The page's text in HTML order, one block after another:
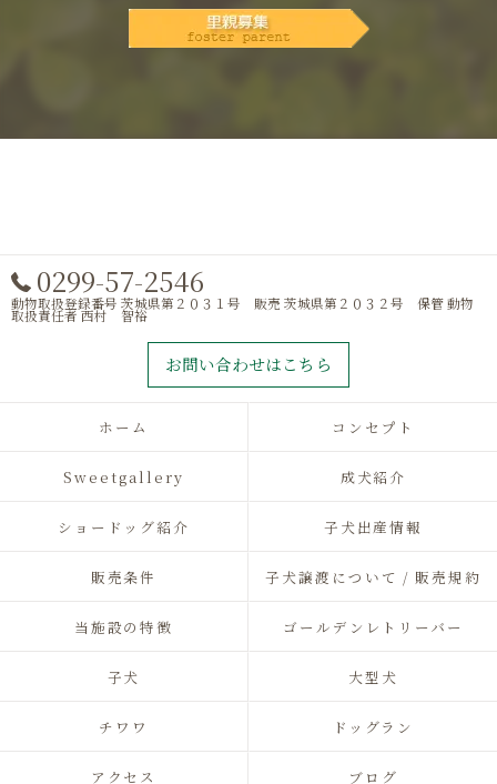
0299-57-2546
動物取扱登録番号 茨城県第２０３１号 販売 茨城県第２０３２号 保管 動物
取扱責任者 西村 智裕
お問い合わせはこちら
ホーム コンセプト
Sweetgallery 成犬紹介
ショードッグ紹介 子犬出産情報
販売条件 子犬譲渡について / 販売規約
当施設の特徴 ゴールデンレトリーバー
子犬 大型犬
チワワ ドッグラン
アクセス ブログ